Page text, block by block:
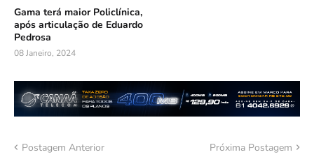
Gama terá maior Policlínica,
após articulação de Eduardo
Pedrosa
08 Janeiro, 2024
Postagem Anterior Próxima Postagem